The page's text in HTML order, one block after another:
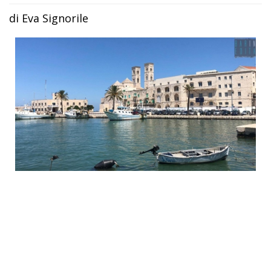
di Eva Signorile